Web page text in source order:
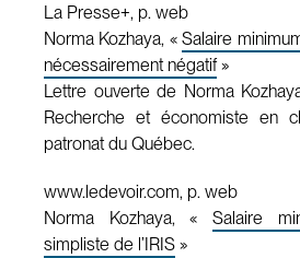
La Presse+, p. web
Norma Kozhaya, «Salaire
nécessairement négatif»
Lettre ouverte de Norma
Recherche et économiste en
patronat du Québec.
www.ledevoir.com, p. web
Norma Kozhaya, « Salaire
simpliste de l’IRIS »